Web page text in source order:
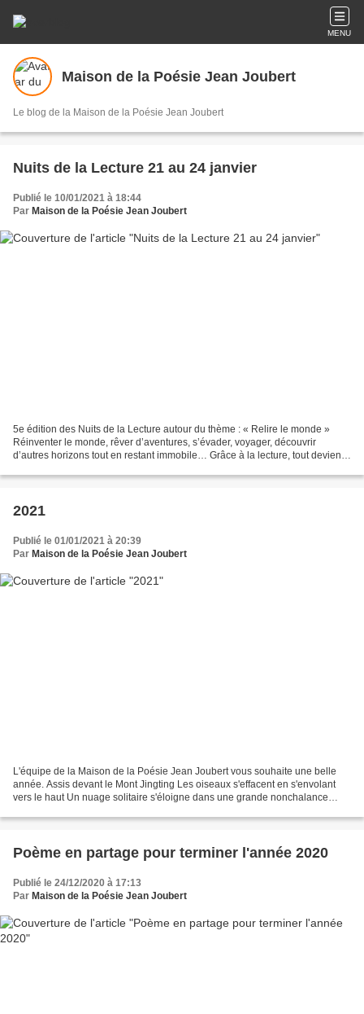
MENU
Maison de la Poésie Jean Joubert
Le blog de la Maison de la Poésie Jean Joubert
Nuits de la Lecture 21 au 24 janvier
Publié le 10/01/2021 à 18:44
Par Maison de la Poésie Jean Joubert
5e édition des Nuits de la Lecture autour du thème : « Relire le monde »
Réinventer le monde, rêver d’aventures, s’évader, voyager, découvrir
d’autres horizons tout en restant immobile… Grâce à la lecture, tout devient
2021
Publié le 01/01/2021 à 20:39
Par Maison de la Poésie Jean Joubert
L'équipe de la Maison de la Poésie Jean Joubert vous souhaite une belle
année. Assis devant le Mont Jingting Les oiseaux s'effacent en s'envolant
vers le haut Un nuage solitaire s'éloigne dans une grande nonchalance
Poème en partage pour terminer l'année 2020
Publié le 24/12/2020 à 17:13
Par Maison de la Poésie Jean Joubert